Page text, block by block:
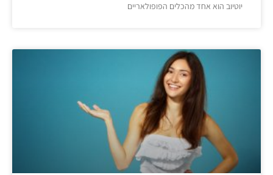
יוטיוב הוא אחד מהכלים הפופולאריים